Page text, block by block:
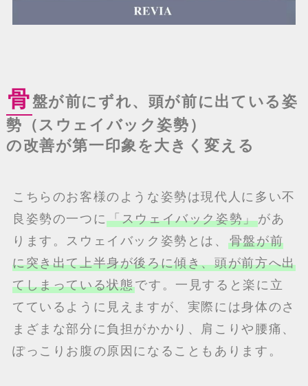
骨盤が前にずれ、頭が前に出ている姿
勢 （スウェイバック姿勢）
の改善が第一印象を大きく変える
こちらのお客様のような姿勢は現代人に多い不
良姿勢の一つに「スウェイバック姿勢」があ
ります。スウェイバック姿勢とは、 骨盤が前
に突き出て上半身が後ろに傾き、頭が前方へ出
てしまっている状態です。一見すると楽に立
てているように見えますが、実際には身体のさ
まざまな部分に負担がかかり、肩こりや腰痛、
ぽっこりお腹の原因になることもあります。